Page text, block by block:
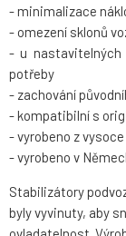
- minimalizace
- omezení sklonů
- u
potřeby
- zachování
- kompatibilní s
- vyrobeno z
- vyrobeno v
Stabilizátory
byly vyvinuty, aby